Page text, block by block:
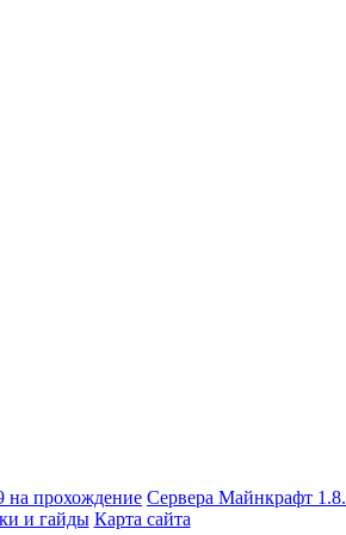
на прохождение Сервера Майнкрафт
и гайды Карта сайта